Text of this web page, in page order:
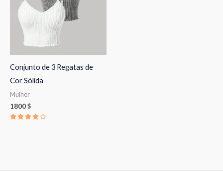
Conjunto de 3 Regatas de
Cor Sólida
Mulher
1800$